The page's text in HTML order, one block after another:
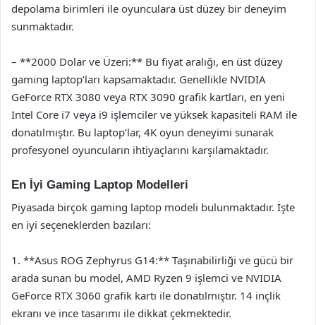
depolama birimleri ile oyunculara üst düzey bir deneyim
sunmaktadır.
– **2000 Dolar ve Üzeri:** Bu fiyat aralığı, en üst düzey
gaming laptop’ları kapsamaktadır. Genellikle NVIDIA
GeForce RTX 3080 veya RTX 3090 grafik kartları, en yeni
Intel Core i7 veya i9 işlemciler ve yüksek kapasiteli RAM ile
donatılmıştır. Bu laptop’lar, 4K oyun deneyimi sunarak
profesyonel oyuncuların ihtiyaçlarını karşılamaktadır.
En İyi Gaming Laptop Modelleri
Piyasada birçok gaming laptop modeli bulunmaktadır. İşte
en iyi seçeneklerden bazıları:
1. **Asus ROG Zephyrus G14:** Taşınabilirliği ve gücü bir
arada sunan bu model, AMD Ryzen 9 işlemci ve NVIDIA
GeForce RTX 3060 grafik kartı ile donatılmıştır. 14 inçlik
ekranı ve ince tasarımı ile dikkat çekmektedir.